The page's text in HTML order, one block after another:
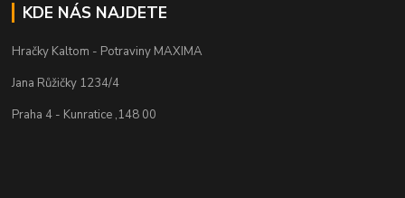
KDE NÁS NAJDETE
Hračky Kaltom - Potraviny MAXIMA
Jana Růžičky 1234/4
Praha 4 - Kunratice ,148 00